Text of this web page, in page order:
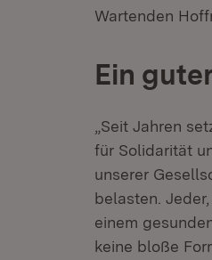
Wartenden
Ein
„Seit Jahren
für Solidarität
unserer
belasten.
einem
keine bloße